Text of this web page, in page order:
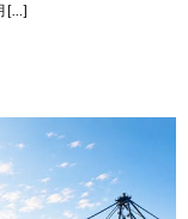
[…]